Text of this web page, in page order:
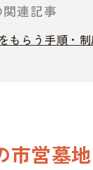
連記事
もらう手順・
市営墓